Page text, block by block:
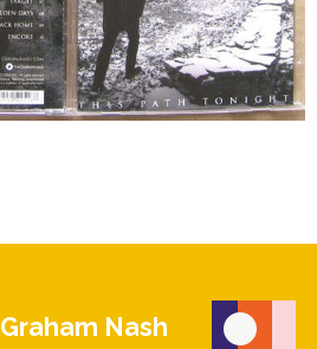
Graham Nash